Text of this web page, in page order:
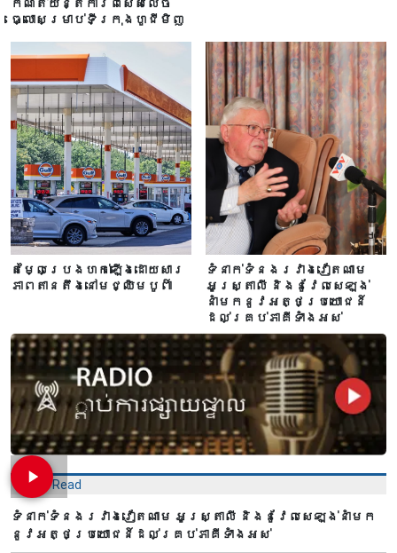
កំណត់យន្តការពិសេសលេច
ធ្លោសម្រាប់ទីក្រុងហូជីមិញ
តម្លៃប្រេងហក់ឡើងដោយសារ
ភាពតានតឹងនៅមជ្ឈិមបូព៌ា
ទំនាក់ទំនងរវាងវៀតណាម
អូស្ត្រាលី និងនូវែលសេឡង់
នាំមកនូវអត្ថប្រយោជន៍
ដល់គ្រប់ភាគីទាំងអស់
Most Read
ទំនាក់ទំនងរវាងវៀតណាម អូស្ត្រាលី និងនូវែលសេឡង់នាំមក
នូវអត្ថប្រយោជន៍ដល់គ្រប់ភាគីទាំងអស់